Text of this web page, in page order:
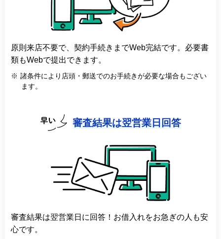
原則来店不要で、契約手続きまでWeb完結です。必要書
類もWebで提出できます。
※ 諸条件により店頭・郵送でのお手続きが必要な場合もござい
ます。
審査結果は翌営業日回答
審査結果は翌営業日に回答！お借入れをお急ぎの人も安
心です。